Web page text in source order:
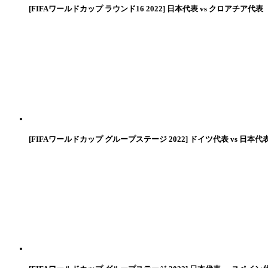
[FIFAワールドカップ ラウンド16 2022] 日本代表 vs クロアチア代表
[FIFAワールドカップ グループステージ 2022] ドイツ代表 vs 日本代